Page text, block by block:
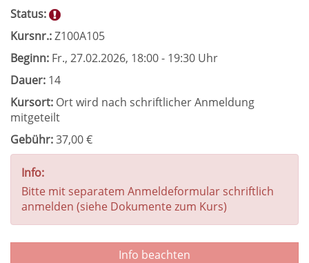
Status:
Kursnr.:Z100A105
Beginn: Fr., 27.02.2026, 18:00 - 19:30 Uhr
Dauer: 14
Kursort: Ort wird nach schriftlicher Anmeldung
mitgeteilt
Gebühr:37,00 €
Info:
Bitte mit separatem Anmeldeformular schriftlich
anmelden (siehe Dokumente zum Kurs)
Info beachten